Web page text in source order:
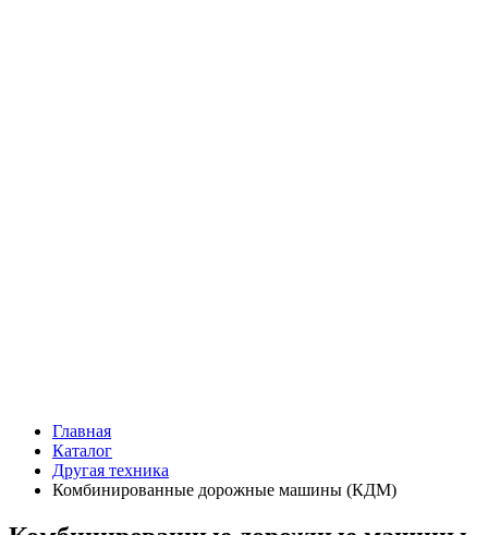
Главная
Каталог
Другая техника
Комбинированные дорожные машины (КДМ)